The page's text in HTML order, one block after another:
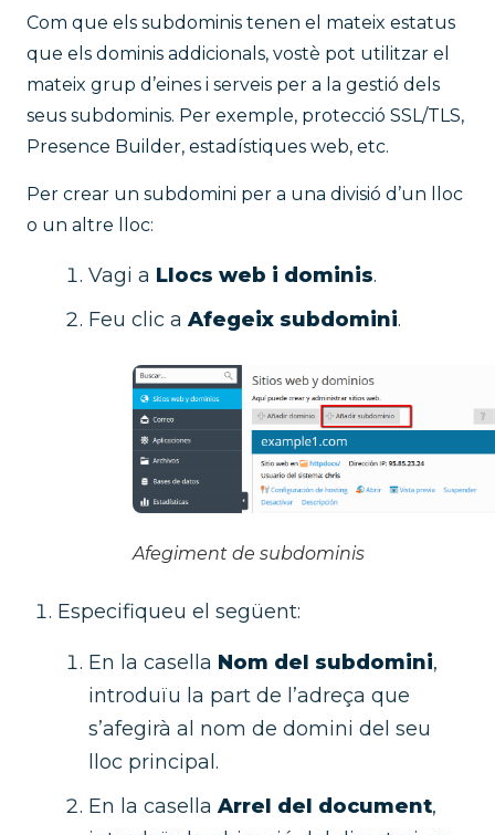
Com que els subdominis tenen el mateix estatus
que els dominis addicionals, vostè pot utilitzar el
mateix grup d’eines i serveis per a la gestió dels
seus subdominis. Per exemple, protecció SSL/TLS,
Presence Builder, estadístiques web, etc.
Per crear un subdomini per a una divisió d’un lloc
o un altre lloc:
Vagi a Llocs web i dominis.
Feu clic a Afegeix subdomini.
Afegiment de subdominis
Especifiqueu el següent:
En la casella Nom del subdomini,
introduïu la part de l’adreça que
s’afegirà al nom de domini del seu
lloc principal.
En la casella Arrel del document,